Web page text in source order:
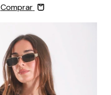
Comprar